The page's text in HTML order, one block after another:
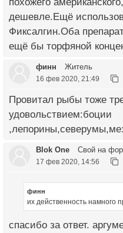
дешевле.Ещё
Фиксалгин.Оба
ещё бы торфяной
финн Житель
16 фев 2020, 21:49
Провитал рыбы тоже
удовольствием:боции
Blok One Свой на
17 фев 2020, 14:56
финн
их действенность намного
спасибо за ответ.